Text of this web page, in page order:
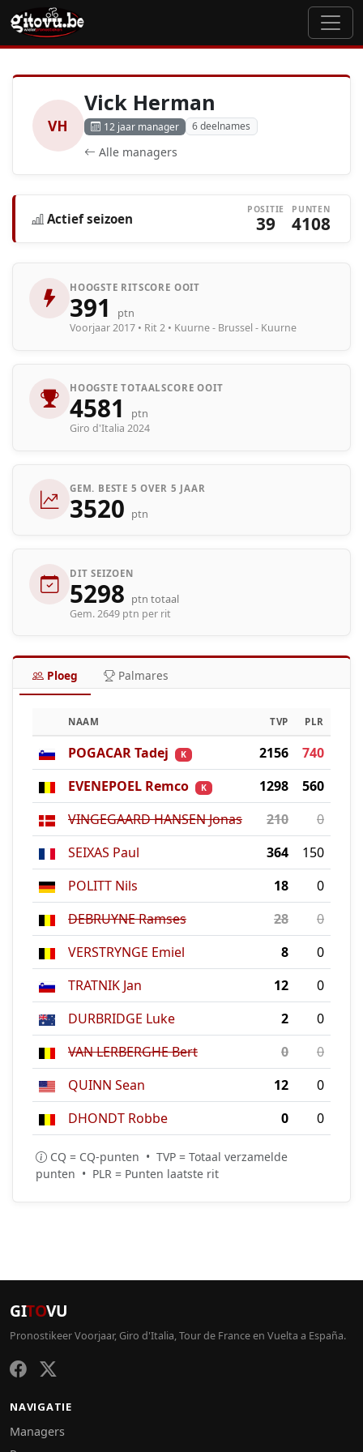
VH
Vick Herman
12 jaar manager 6 deelnames
Alle managers
Actief seizoen
POSITIE
39
PUNTEN
4108
HOOGSTE RITSCORE OOIT
391 ptn
Voorjaar 2017 • Rit 2 • Kuurne - Brussel - Kuurne
HOOGSTE TOTAALSCORE OOIT
4581 ptn
Giro d'Italia 2024
GEM. BESTE 5 OVER 5 JAAR
3520 ptn
DIT SEIZOEN
5298 ptn totaal
Gem. 2649 ptn per rit
Ploeg Palmares
NAAM TVP PLR
POGACAR Tadej K 2156
740
EVENEPOEL Remco
K 1298
560
VINGEGAARD HANSEN Jonas
210
0
SEIXAS Paul
364
150
POLITT Nils
18
0
DEBRUYNE Ramses
28
0
VERSTRYNGE Emiel
8
0
TRATNIK Jan
12
0
DURBRIDGE Luke
2
0
VAN LERBERGHE Bert
0
0
QUINN Sean
12
0
DHONDT Robbe
0 0
CQ = CQ-punten • TVP = Totaal verzamelde
punten • PLR = Punten laatste rit
GITOVU
Pronostikeer Voorjaar, Giro d'Italia, Tour de France en Vuelta a España.
NAVIGATIE
Managers